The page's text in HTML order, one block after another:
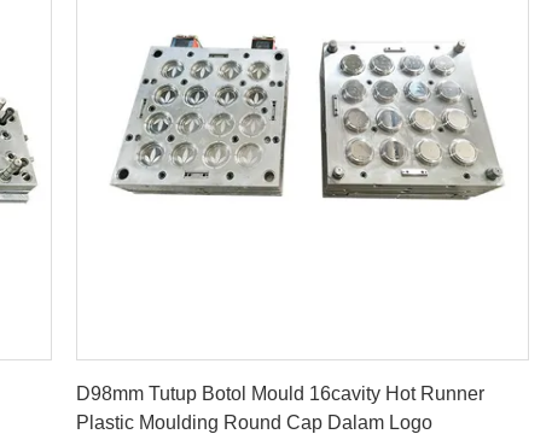
D98mm Tutup Botol Mould 16cavity Hot Runner
Plastic Moulding Round Cap Dalam Logo